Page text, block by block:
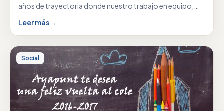
años de trayectoria donde nuestro trabajo en equipo,
Leer más→
Social